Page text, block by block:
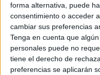
forma alternativa, puede
consentimiento o acceder
cambiar sus preferencias
Tenga en cuenta que
personales puede no
tiene el derecho de
preferencias se aplicarán